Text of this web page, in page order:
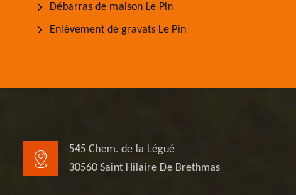
Débarras de maison Le Pin
Enlèvement de gravats Le Pin
545 Chem. de la Légué
30560 Saint Hilaire De Brethmas